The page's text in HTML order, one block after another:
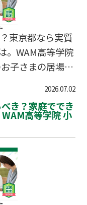
選び方次第でい
とができます。
成功させるため
東京都なら実質
。WAM高等学院
子さまの居場所
問題」です。
リースクールは
てしまっていま
域が東京都であ
とで、家計の負
とも十分に可
リアルな相場と
ます。 ズバリ！
2026.07.02
き？家庭ででき
高等学院 小